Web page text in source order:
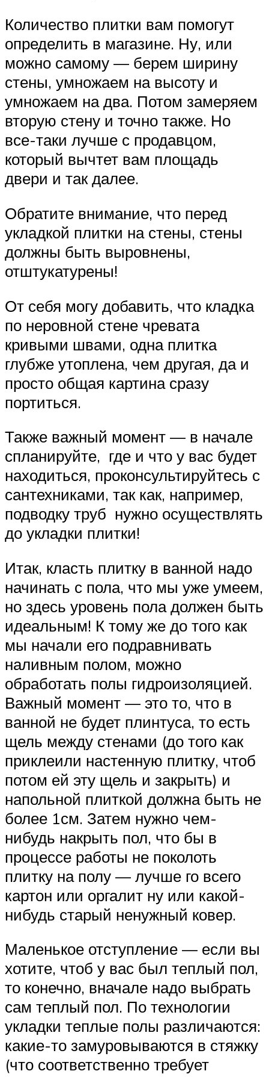
Количество плитки вам помогут
определить в магазине. Ну, или
можно самому — берем ширину
стены, умножаем на высоту и
умножаем на два. Потом замеряем
вторую стену и точно также. Но
все-таки лучше с продавцом,
который вычтет вам площадь
двери и так далее.
Обратите внимание, что перед
укладкой плитки на стены, стены
должны быть выровнены,
отштукатурены!
От себя могу добавить, что кладка
по неровной стене чревата
кривыми швами, одна плитка
глубже утоплена, чем другая, да и
просто общая картина сразу
портиться.
Также важный момент — в начале
спланируйте, где и что у вас будет
находиться, проконсультируйтесь с
сантехниками, так как, например,
подводку труб нужно осуществлять
до укладки плитки!
Итак, класть плитку в ванной надо
начинать с пола, что мы уже умеем,
но здесь уровень пола должен быть
идеальным! К тому же до того как
мы начали его подравнивать
наливным полом, можно
обработать полы гидроизоляцией.
Важный момент — это то, что в
ванной не будет плинтуса, то есть
щель между стенами (до того как
приклеили настенную плитку, чтоб
потом ей эту щель и закрыть) и
напольной плиткой должна быть не
более 1см. Затем нужно чем-
нибудь накрыть пол, что бы в
процессе работы не поколоть
плитку на полу — лучше го всего
картон или оргалит ну или какой-
нибудь старый ненужный ковер.
Маленькое отступление — если вы
хотите, чтоб у вас был теплый пол,
то конечно, вначале надо выбрать
сам теплый пол. По технологии
укладки теплые полы различаются:
какие-то замуровываются в стяжку
(что соответственно требует